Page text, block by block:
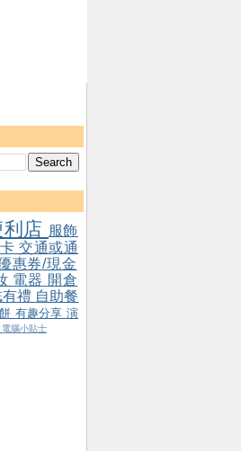
店 服飾
交通或通
惠券/現金
電器 開倉
禮 自助餐
有趣分享 演
電腦小貼士